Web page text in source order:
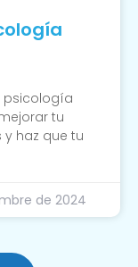
psicología
tu
y haz que tu
de 2024